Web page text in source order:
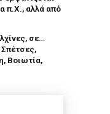
π.Χ., αλλά από
σε…
Σπέτσες,
Βοιωτία,